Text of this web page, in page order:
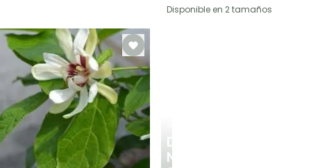
DESCUBRE
NUESTRA
Disponible en 2 tamaños